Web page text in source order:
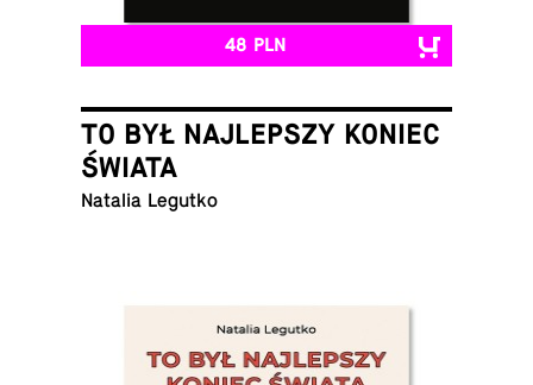
48 PLN
TO BYŁ NAJLEPSZY KONIEC
ŚWIATA
Natalia Legutko